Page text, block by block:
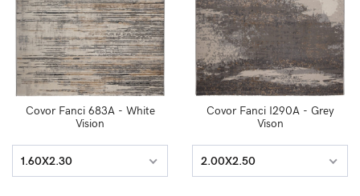
Covor Fanci 683A - White
Vision
1.60X2.30
Covor Fanci I290A - Grey
Vison
2.00X2.50